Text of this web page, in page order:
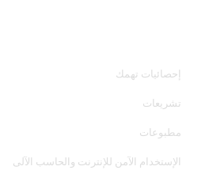
إحصائيات تهمك
تشريعات
مطبوعات
الإستخدام الآمن للإنترنت والحاسب الآلى